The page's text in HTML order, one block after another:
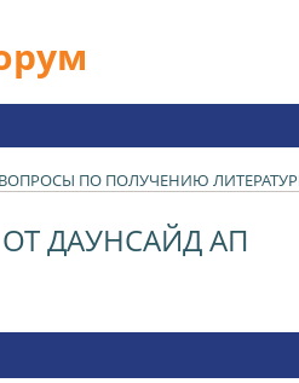
ВОПРОСЫ ПО ПОЛУЧЕНИЮ
ДАУНСАЙД АП